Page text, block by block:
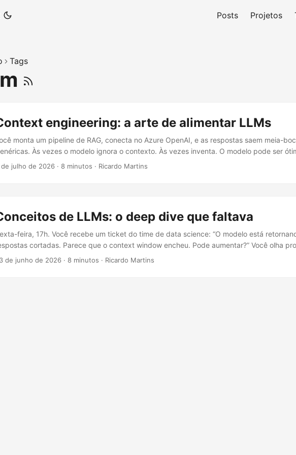
Posts Projetos
Tags
engineering: a arte de alimentar LLMs
monta um pipeline de RAG, conecta no Azure OpenAI, e as respostas saem meia-
Às vezes o modelo ignora o contexto. Às vezes inventa. O modelo pode ser
como você monta o input pesa muito no resultado. Context engineering é a
de julho de 2026 · 8 minutos · Ricardo Martins
de LLMs: o deep dive que faltava
feira, 17h. Você recebe um ticket do time de data science: “O modelo está
cortadas. Parece que o context window encheu. Pode aumentar?” Você olha
window? Aumentar como? Isso é configuração de infra ou limitação do modelo? É
de junho de 2026 · 8 minutos · Ricardo Martins